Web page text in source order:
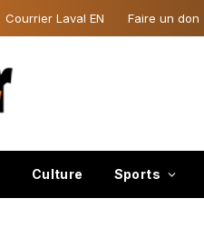
Courrier Laval EN Faire un don
Culture Sports